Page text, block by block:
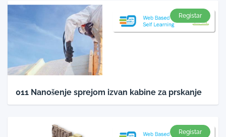
Registar
011 Nanošenje sprejom izvan kabine za prskanje
Registar